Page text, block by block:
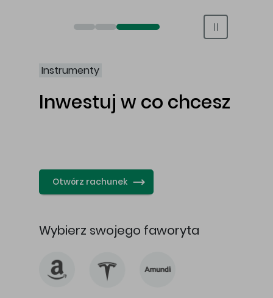
Otwórz rachunek maklerski online
Otwórz konto IKE/IKZE
Świat bez swap i prowizji
Instrumenty
Inwestuj w co chcesz
Otwórz rachunek
Wybierz swojego faworyta